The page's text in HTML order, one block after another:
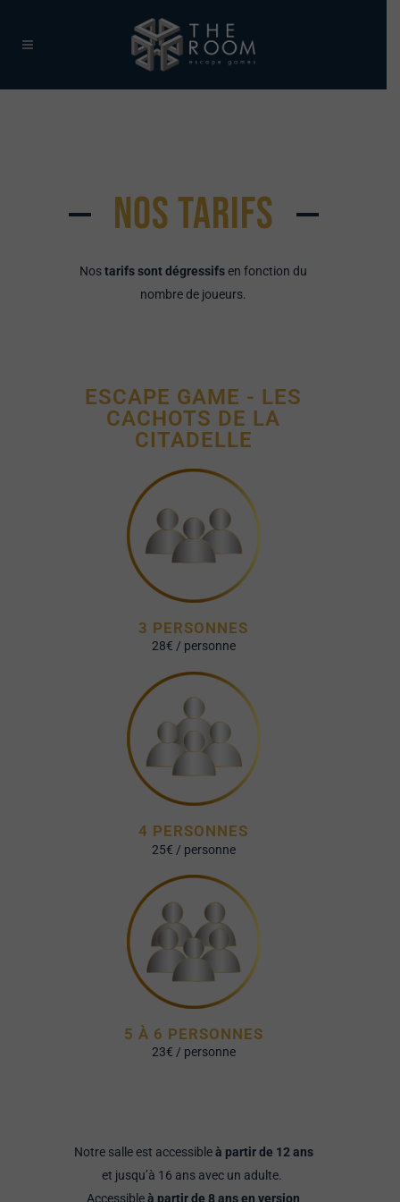
NOS TARIFS
Nostarifs sont dégressifsen fonction du
nombre de joueurs.
ESCAPE GAME - LES
CACHOTS DE LA
CITADELLE
3 PERSONNES
28€ / personne
4 PERSONNES
25€ / personne
5 À 6 PERSONNES
23€ / personne
Notre salle est accessibleà partir de 12 ans
et jusqu’à 16 ans avec un adulte.
Accessibleà partir de 8 ans en version